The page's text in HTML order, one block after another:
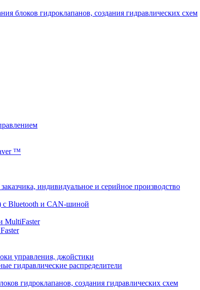
блоков гидроклапанов, создания гидравлических схем
™
индивидуальное и серийное производство
с Bluetooth и CAN-шиной
MultiFaster
управления, джойстики
гидравлические распределители
гидроклапанов, создания гидравлических схем